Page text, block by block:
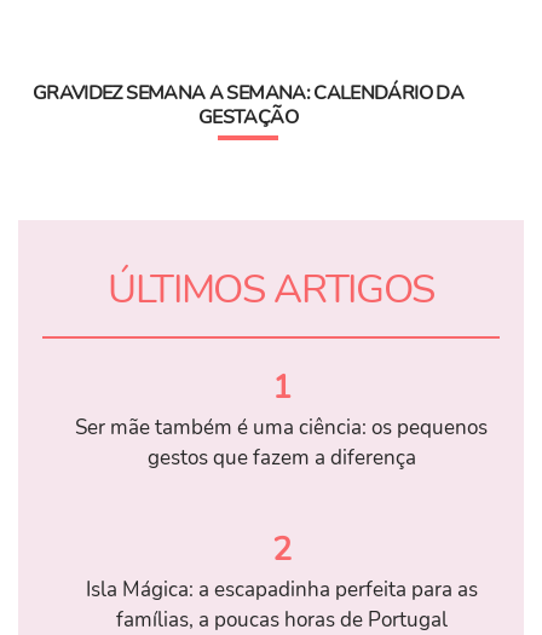
GRAVIDEZ SEMANA A SEMANA: CALENDÁRIO DA
GESTAÇÃO
ÚLTIMOS ARTIGOS
1
Ser mãe também é uma ciência: os pequenos
gestos que fazem a diferença
2
Isla Mágica: a escapadinha perfeita para as
famílias, a poucas horas de Portugal